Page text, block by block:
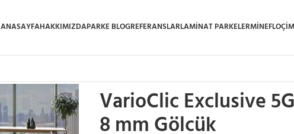
ANASAYFAHAKKIMIZDAPARKE BLOGREFERANSLARLAMINAT PARKELERMINEFLO
VarioClic Exclusive 5G
VarioClic Exclusive
8 mm Gölcük